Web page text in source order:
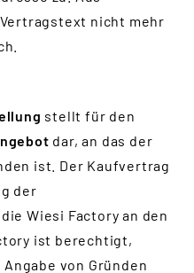
nicht mehr
stellt für den
dar, an das der
ist. Der Kaufvertrag
der
Wiesi Factory an den
ist berechtigt,
von Gründen